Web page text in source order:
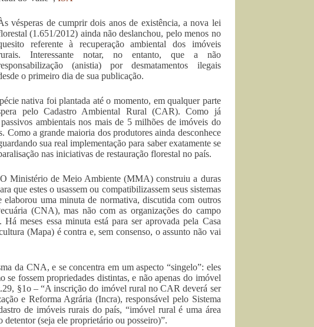
vésperas de cumprir dois anos de existência, a nova lei
(1.651/2012) ainda não deslanchou, pelo menos no
referente à recuperação ambiental dos imóveis
Interessante notar, no entanto, que a não
(anistia) por desmatamentos ilegais
o primeiro dia de sua publicação.
nativa foi plantada até o momento, em qualquer parte
pelo Cadastro Ambiental Rural (CAR). Como já
ambientais nos mais de 5 milhões de imóveis do
a grande maioria dos produtores ainda desconhece
sua real implementação para saber exatamente se
nas iniciativas de restauração florestal no país.
Ministério de Meio Ambiente (MMA) construiu a duras
que estes o usassem ou compatibilizassem seus sistemas
uma minuta de normativa, discutida com outros
(CNA), mas não com as organizações do campo
meses essa minuta está para ser aprovada pela Casa
(Mapa) é contra e, sem consenso, o assunto não vai
da CNA, e se concentra em um aspecto “singelo”: eles
fossem propriedades distintas, e não apenas do imóvel
§1o – “A inscrição do imóvel rural no CAR deverá ser
e Reforma Agrária (Incra), responsável pelo Sistema
de imóveis rurais do país, “imóvel rural é uma área
(seja ele proprietário ou posseiro)”.